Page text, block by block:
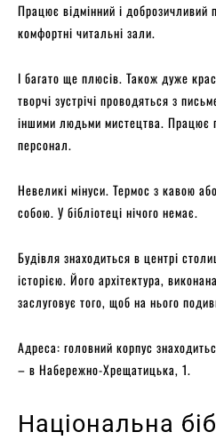
Працює відмінний і доброзичливий
комфортні читальні зали.
І багато ще плюсів. Також дуже
творчі зустрічі проводяться з
іншими людьми мистецтва. Працює
персонал.
Невеликі мінуси. Термос з кавою
собою. У бібліотеці нічого немає.
Будівля знаходиться в центрі
історією. Його архітектура,
заслуговує того, щоб на нього
Адреса: головний корпус
– в Набережно-Хрещатицька, 1.
Національна